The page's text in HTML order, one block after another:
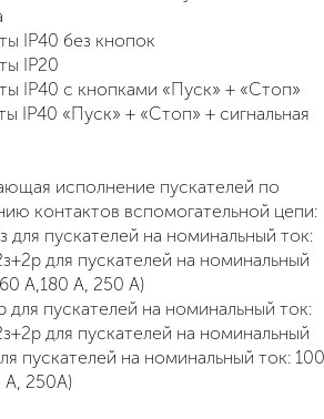
IP40 без кнопок
IP20
IP40 с кнопками «Пуск» + «Стоп»
IP40 «Пуск» + «Стоп» + сигнальная
исполнение пускателей по
контактов вспомогательной цепи:
для пускателей на номинальный ток:
для пускателей на номинальный
А,180 А, 250 А)
для пускателей на номинальный ток:
для пускателей на номинальный
пускателей на номинальный ток: 100
А, 250А)